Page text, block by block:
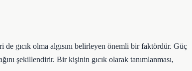
gıcık olma algısını belirleyen önemli bir faktördür. Güç
şekillendirir. Bir kişinin gıcık olarak tanımlanması,